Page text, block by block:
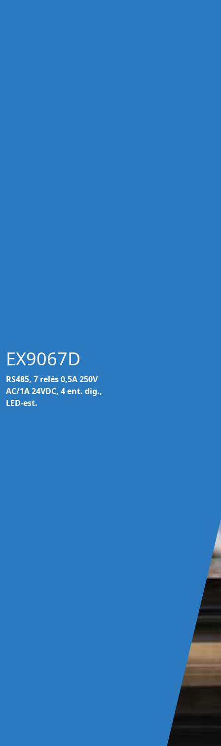
EX9067D
RS485, 7 relés 0,5A 250V
AC/1A 24VDC, 4 ent. dig.,
LED-est.